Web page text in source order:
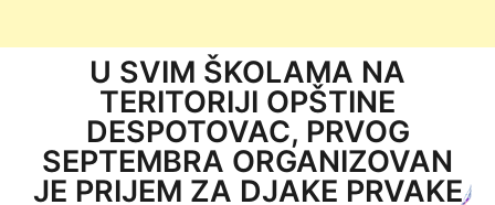
U SVIM ŠKOLAMA NA
TERITORIJI OPŠTINE
DESPOTOVAC, PRVOG
SEPTEMBRA ORGANIZOVAN
JE PRIJEM ZA DJAKE PRVAKE